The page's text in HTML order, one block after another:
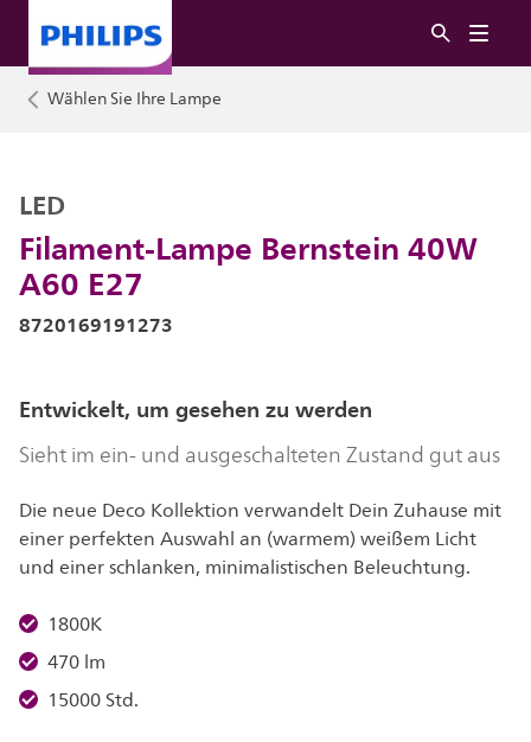
Wählen Sie Ihre Lampe
Filament-Lampe Bernstein 40W
A60 E27
LED
8720169191273
Entwickelt, um gesehen zu werden
Sieht im ein- und ausgeschalteten Zustand gut aus
Die neue Deco Kollektion verwandelt Dein Zuhause mit
einer perfekten Auswahl an (warmem) weißem Licht
und einer schlanken, minimalistischen Beleuchtung.
1800K
470 lm
15000 Std.